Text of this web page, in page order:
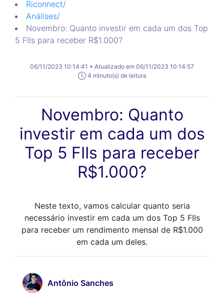
Riconnect/
Análises/
Novembro: Quanto investir em cada um dos Top
5 FIIs para receber R$1.000?
06/11/2023 10:14:41 • Atualizado em 06/11/2023 10:14:57
4 minuto(s) de leitura
Novembro: Quanto
investir em cada um dos
Top 5 FIIs para receber
R$1.000?
Neste texto, vamos calcular quanto seria
necessário investir em cada um dos Top 5 FIIs
para receber um rendimento mensal de R$1.000
em cada um deles.
Antônio Sanches